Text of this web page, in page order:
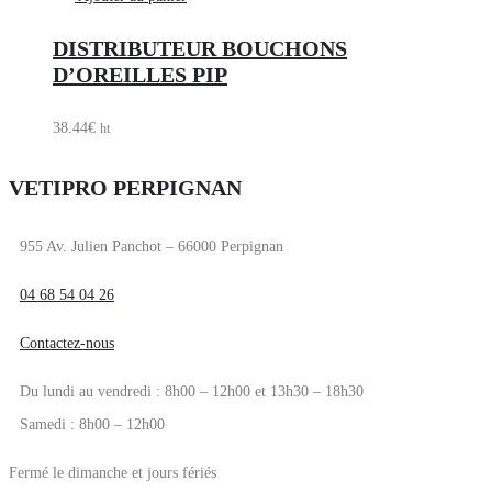
DISTRIBUTEUR BOUCHONS
D’OREILLES PIP
38.44€ ht
VETIPRO PERPIGNAN
955 Av. Julien Panchot – 66000 Perpignan
04 68 54 04 26
Contactez-nous
Du lundi au vendredi : 8h00 – 12h00 et 13h30 – 18h30
Samedi : 8h00 – 12h00
Fermé le dimanche et jours fériés